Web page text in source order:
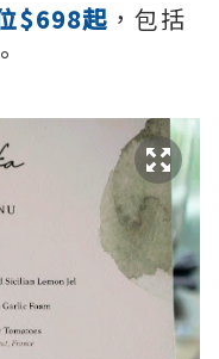
$698起 ，包括